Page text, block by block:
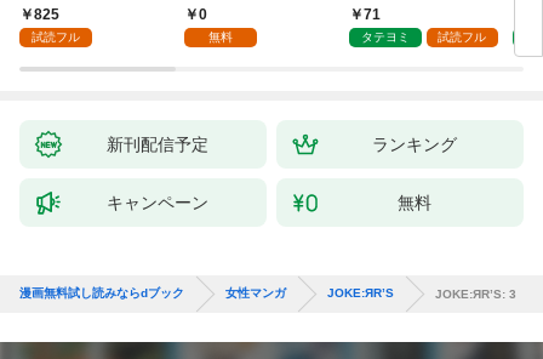
巻825
試読フル
0
無料
71
タテヨミ 試読フル
新刊配信予定 ランキング
キャンペーン 無料
漫画無料試し読みならdブック 女性マンガ JOKE:ЯR’S JOKE:ЯR’S: 3